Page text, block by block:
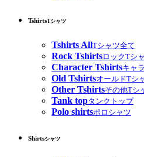
TshirtsTシャツ
Tshirts AllTシャツ全て
Rock TshirtsロックTシ
Character Tshirtsキャ
Old TshirtsオールドTシ
Other Tshirtsその他Tシ
Tank topタンクトップ
Polo shirtsポロシャツ
Shirtsシャツ